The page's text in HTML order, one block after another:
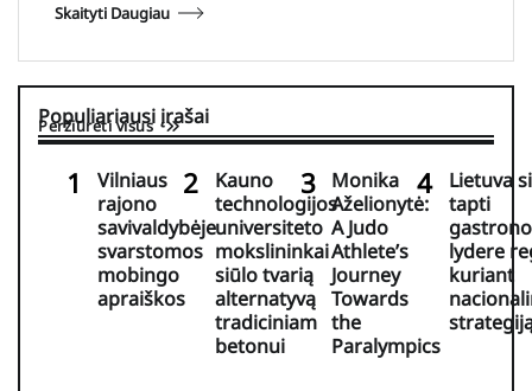
Skaityti Daugiau
Populiariausi įrašai
Peržiūrėti visus
Vilniaus
rajono
savivaldybėje
svarstomos
mobingo
apraiškos
Kauno
technologijos
universiteto
mokslininkai
siūlo tvarią
alternatyvą
tradiciniam
betonui
Monika
Aželionytė:
A Judo
Athlete’s
Journey
Towards
the
Paralympics
Lietuva
tapti
lydere
kuriant